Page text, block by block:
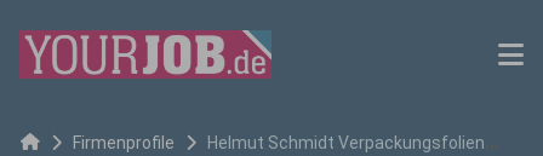
Firmenprofile
Helmut Schmidt Verpackungsfolien